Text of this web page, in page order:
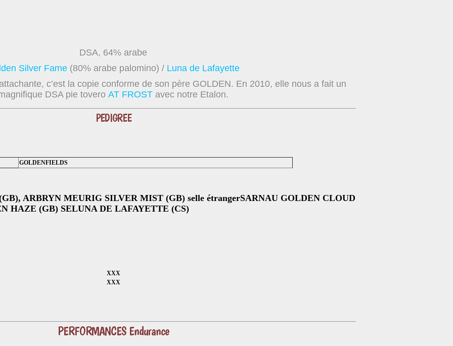
DSA, 64% arabe
Silver Fame (80% arabe palomino) / Luna de Lafayette
c’est la copie conforme de son père GOLDEN. En 2010, elle nous a fait un
DSA pie tovero AT FROST avec notre Etalon.
PEDIGREE
GOLDENFIELDS
ARBRYN MEURIG SILVER MIST (GB) selle étrangerSARNAU GOLDEN CLOUD
HAZE (GB) SELUNA DE LAFAYETTE (CS)
XXX
XXX
PERFORMANCES Endurance